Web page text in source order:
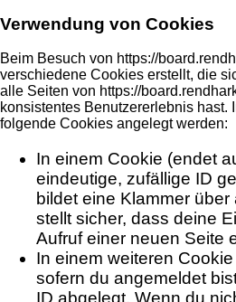
Verwendung von Cookies
Beim Besuch von https://
verschiedene Cookies erstellt, die
alle Seiten von https://
konsistentes Benutzererlebnis hast.
folgende Cookies angelegt werden:
In einem Cookie (endet
eindeutige, zufällige ID
bildet eine Klammer
stellt sicher, dass deine
Aufruf einer neuen Seite
In einem weiteren
sofern du angemeldet